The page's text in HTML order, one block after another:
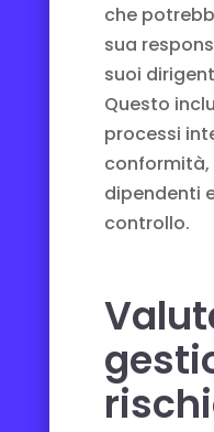
che
sua
suoi
Questo
processi
conformità,
dipendenti
controllo.